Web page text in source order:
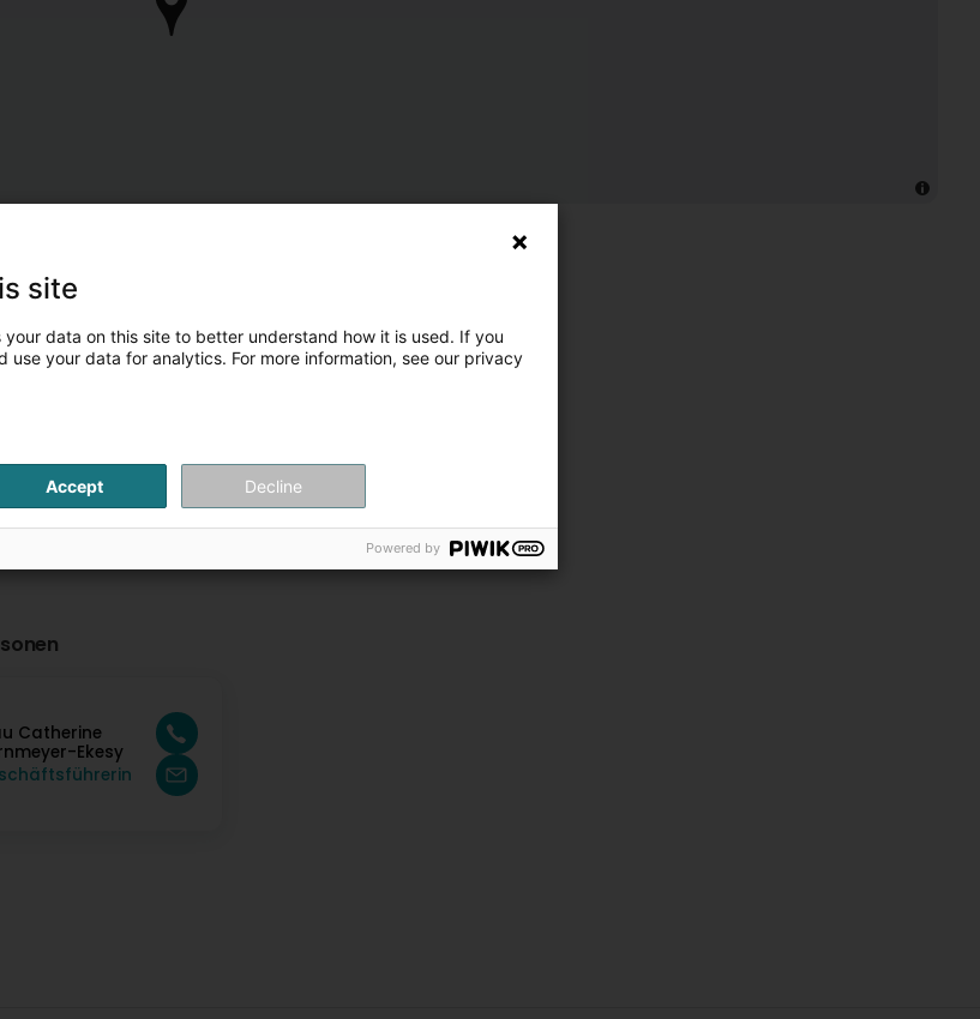
Catherine
Ekesy
site
your data on this site to better understand how it is used. If you
use your data for analytics. For more information, see our privacy
Accept Decline
Powered by